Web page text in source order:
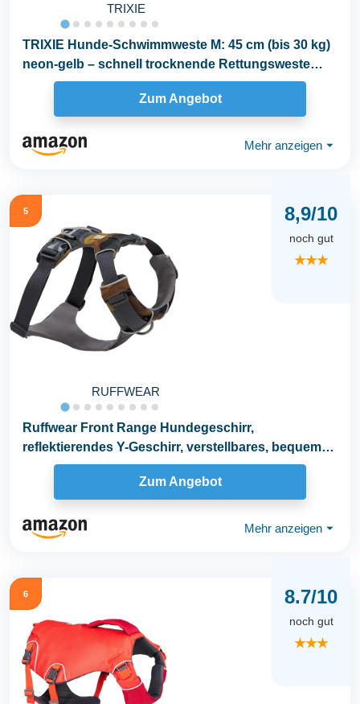
TRIXIE
TRIXIE Hunde-Schwimmweste M: 45 cm (bis 30 kg)
neon-gelb – schnell trocknende Rettungsweste
Hund...
Zum Angebot
Mehr anzeigen ⏷
5
RUFFWEAR
8,9/10
noch gut
★★★
Ruffwear Front Range Hundegeschirr,
reflektierendes Y-Geschirr, verstellbares, bequem
gepolstertes...
Zum Angebot
Mehr anzeigen ⏷
6 8.7/10
noch gut
★★★